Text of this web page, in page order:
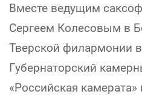
Вместе ведущим
Сергеем Колесовым в
Тверской филармонии
Губернаторский
«Российская камерата»